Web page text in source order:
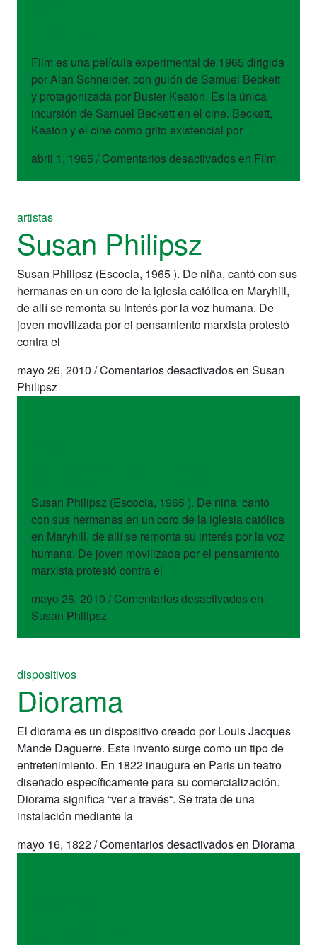
Film es una película experimental de 1965 dirigida
por Alan Schneider, con guión de Samuel Beckett
y protagonizada por Buster Keaton. Es la única
incursión de Samuel Beckett en el cine. Beckett,
Keaton y el cine como grito existencial por
abril 1, 1965 / Comentarios desactivadosen Film
artistas
Susan Philipsz
Susan Philipsz (Escocia, 1965 ). De niña, cantó con sus
hermanas en un coro de la iglesia católica en Maryhill,
de allí se remonta su interés por la voz humana. De
joven movilizada por el pensamiento marxista protestó
contra el
mayo 26, 2010 /Comentarios desactivadosen Susan
Philipsz
Susan Philipsz (Escocia, 1965 ). De niña, cantó
con sus hermanas en un coro de la iglesia católica
en Maryhill, de allí se remonta su interés por la voz
humana. De joven movilizada por el pensamiento
marxista protestó contra el
mayo 26, 2010 / Comentarios desactivadosen
Susan Philipsz
dispositivos
Diorama
El diorama es un dispositivo creado por Louis Jacques
Mande Daguerre. Este invento surge como un tipo de
entretenimiento. En 1822 inaugura en Paris un teatro
diseñado específicamente para su comercialización.
Diorama significa “ver a través“. Se trata de una
instalación mediante la
mayo 16, 1822/Comentarios desactivadosen Diorama